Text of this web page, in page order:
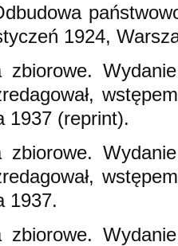
1924,
zbiorowe.
1937 (reprint).
zbiorowe.
1937.
zbiorowe.